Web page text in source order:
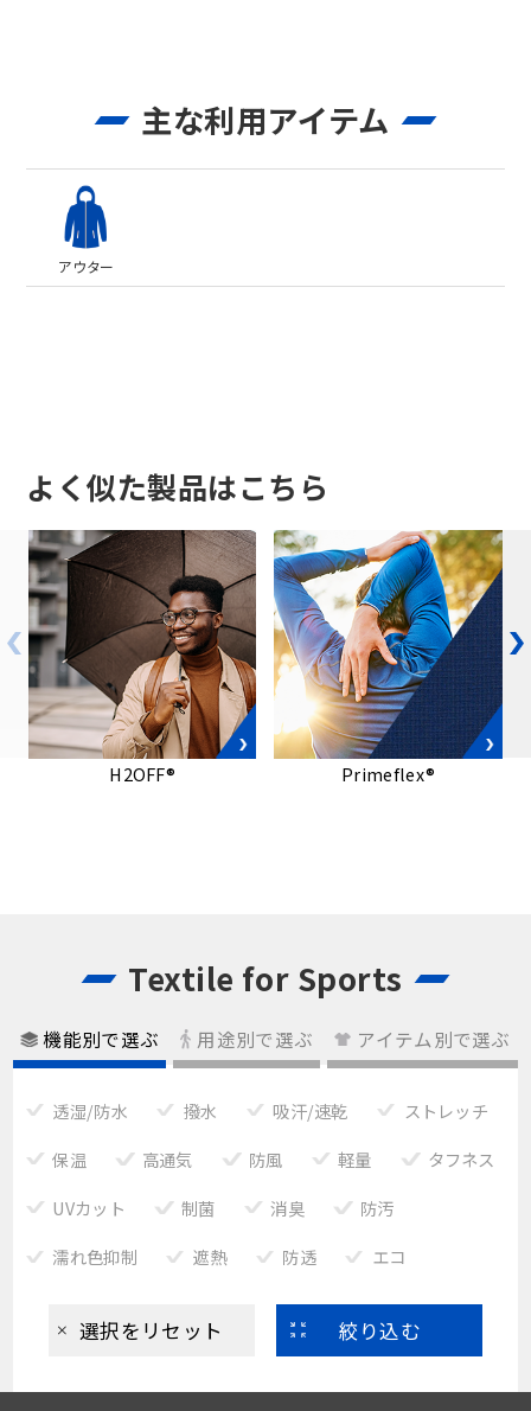
主な利用アイテム
アウター
よく似た製品はこちら
H2OFF® Primeflex®
Textile for Sports
機能別で選ぶ 用途別で選ぶ アイテム別で選ぶ
透湿/防水 撥水 吸汗/速乾
ストレッチ
保温
高通気 防風 軽量
タフネス
UVカット
制菌 消臭
防汚
濡れ色抑制
遮熱 防透 エコ
選択をリセット 絞り込む